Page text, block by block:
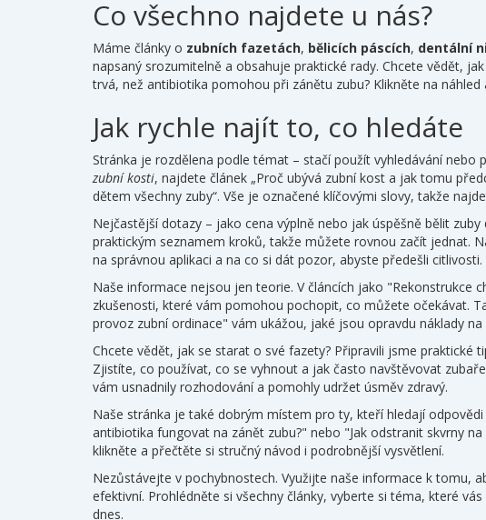
Co všechno najdete u nás?
Máme články o zubních fazetách, bělicích páscích, dentální
napsaný srozumitelně a obsahuje praktické rady. Chcete vědět,
trvá, než antibiotika pomohou při zánětu zubu? Klikněte na
Jak rychle najít to, co hledáte
Stránka je rozdělena podle témat – stačí použít vyhledávání nebo
zubní kosti, najdete článek „Proč ubývá zubní kost a jak tomu
dětem všechny zuby“. Vše je označené klíčovými slovy, takže
Nejčastější dotazy – jako cena výplně nebo jak úspěšně bělit
praktickým seznamem kroků, takže můžete rovnou začít jednat.
na správnou aplikaci a na co si dát pozor, abyste předešli citlivosti.
Naše informace nejsou jen teorie. V článcích jako "Rekonstrukce
zkušenosti, které vám pomohou pochopit, co můžete očekávat.
provoz zubní ordinace" vám ukážou, jaké jsou opravdu náklady na
Chcete vědět, jak se starat o své fazety? Připravili jsme praktické
Zjistíte, co používat, co se vyhnout a jak často navštěvovat
vám usnadnily rozhodování a pomohly udržet úsměv zdravý.
Naše stránka je také dobrým místem pro ty, kteří hledají
antibiotika fungovat na zánět zubu?" nebo "Jak odstranit skvrny
klikněte a přečtěte si stručný návod i podrobnější vysvětlení.
Nezůstávejte v pochybnostech. Využijte naše informace k tomu,
efektivní. Prohlédněte si všechny články, vyberte si téma, které
dnes.